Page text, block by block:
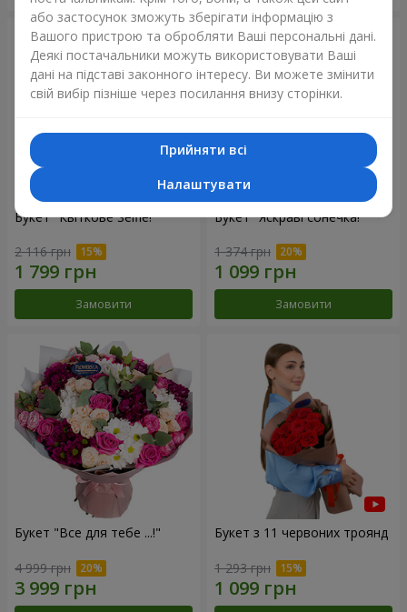
Букет "Квіткове Selfie!"
2 116 грн
Замовити
Букет "Яскраві сонечка!"
1 374 грн
Замовити
Букет "Все для тебе ...!"
4 999 грн
Букет з 11 червоних троянд
1 293 грн
або застосунок зможуть зберігати інформацію з
Вашого пристрою та обробляти Ваші персональні дані.
Деякі постачальники можуть використовувати Ваші
дані на підставі законного інтересу. Ви можете змінити
свій вибір пізніше через посилання внизу сторінки.
Прийняти всі
Налаштувати